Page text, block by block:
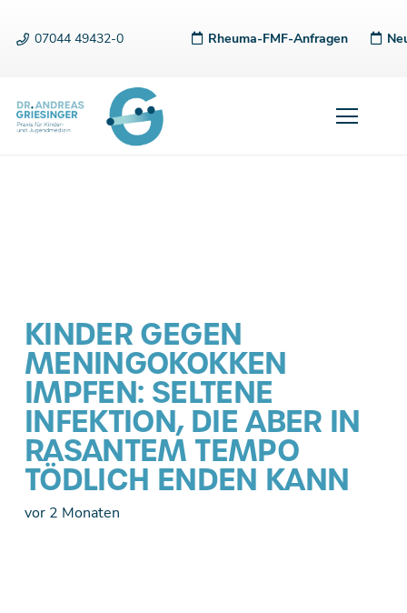
07044 49432-0 Rheuma-FMF-Anfragen
KINDER GEGEN
MENINGOKOKKEN
IMPFEN: SELTENE
INFEKTION, DIE ABER IN
RASANTEM TEMPO
TÖDLICH ENDEN KANN
vor 2 Monaten